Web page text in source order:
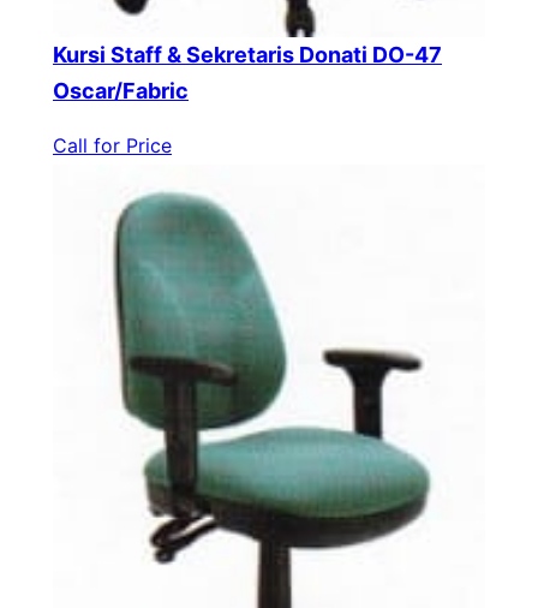
Kursi Staff & Sekretaris Donati DO-47
Oscar/Fabric
Call for Price